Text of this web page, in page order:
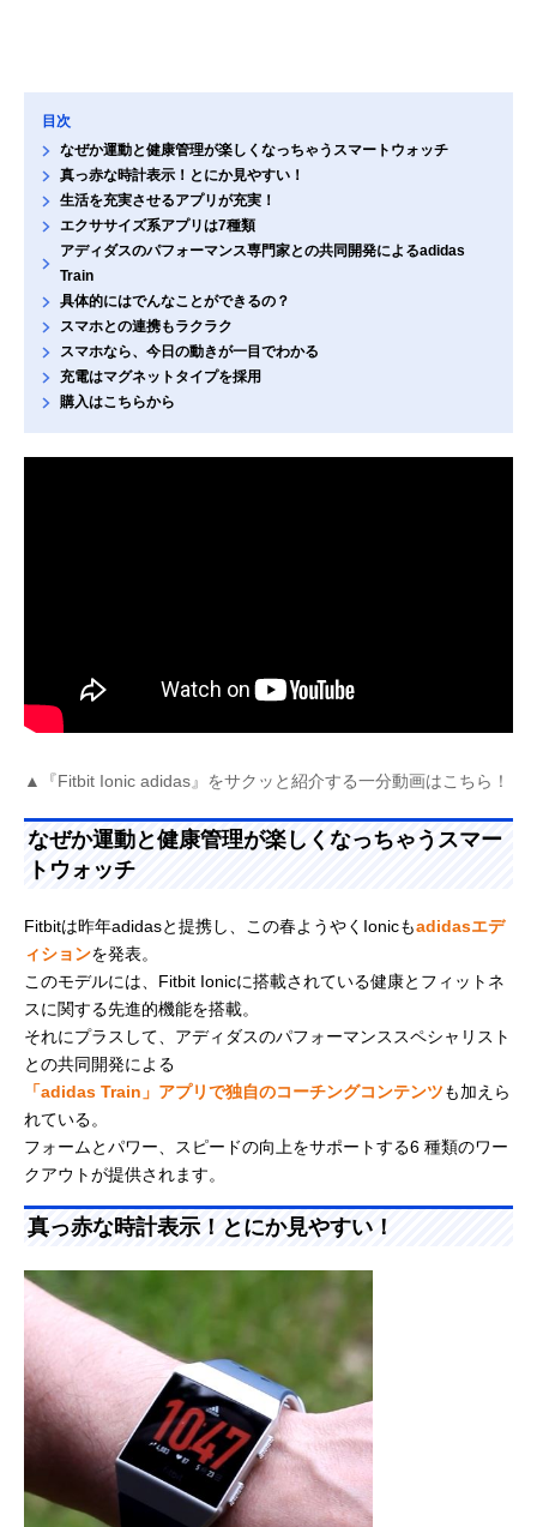
目次
なぜか運動と健康管理が楽しくなっちゃうスマートウォッチ
真っ赤な時計表示！とにか見やすい！
生活を充実させるアプリが充実！
エクササイズ系アプリは7種類
アディダスのパフォーマンス専門家との共同開発によるadidas
Train
具体的にはでんなことができるの？
スマホとの連携もラクラク
スマホなら、今日の動きが一目でわかる
充電はマグネットタイプを採用
購入はこちらから
▲『Fitbit Ionic adidas』をサクッと紹介する一分動画はこちら！
なぜか運動と健康管理が楽しくなっちゃうスマー
トウォッチ
Fitbitは昨年adidasと提携し、この春ようやくIonicもadidasエデ
ィションを発表。
このモデルには、Fitbit Ionicに搭載されている健康とフィットネ
スに関する先進的機能を搭載。
それにプラスして、アディダスのパフォーマンススペシャリスト
との共同開発による
「adidas Train」アプリで独自のコーチングコンテンツも加えら
れている。
フォームとパワー、スピードの向上をサポートする6 種類のワー
クアウトが提供されます。
真っ赤な時計表示！とにか見やすい！